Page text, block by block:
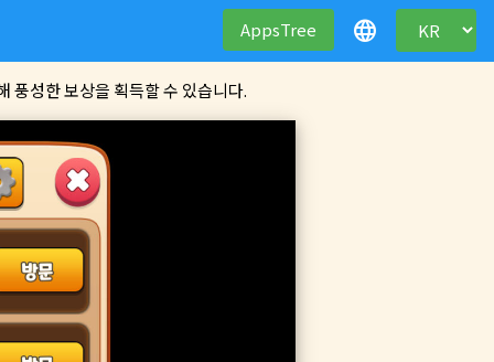
AppsTree language
풍성한 보상을 획득할 수 있습니다.